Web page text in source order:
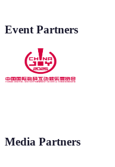
Event Partners
Media Partners